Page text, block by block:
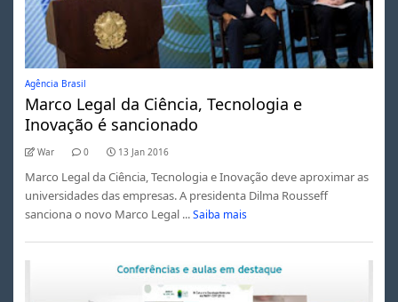
Agência Brasil
Marco Legal da Ciência, Tecnologia e
Inovação é sancionado
War 0 13 Jan 2016
Marco Legal da Ciência, Tecnologia e Inovação deve aproximar as
universidades das empresas. A presidenta Dilma Rousseff
sanciona o novo Marco Legal ... Saiba mais